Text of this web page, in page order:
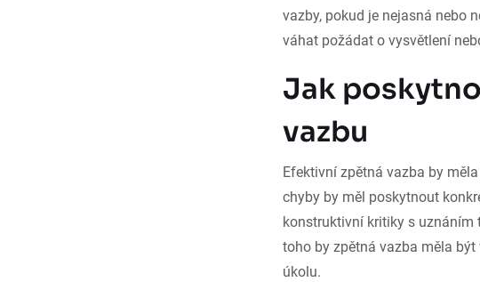
vazby, pokud je nejasná nebo
váhat požádat o vysvětlení
Jak
vazbu
Efektivní zpětná vazba by
chyby by měl poskytnout
konstruktivní kritiky s uznáním
toho by zpětná vazba měla
úkolu.